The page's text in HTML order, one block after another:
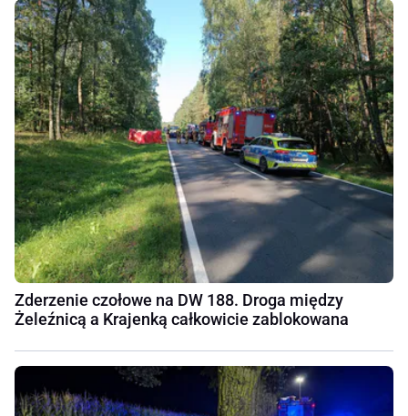
Zderzenie czołowe na DW 188. Droga między
Żeleźnicą a Krajenką całkowicie zablokowana